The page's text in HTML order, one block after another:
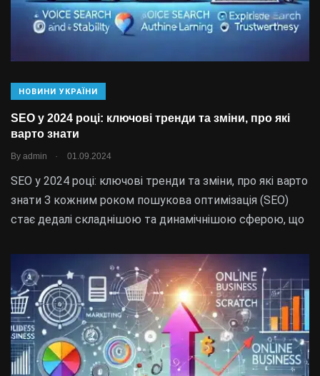
НОВИНИ УКРАЇНИ
SEO у 2024 році: ключові тренди та зміни, про які
варто знати
By admin . 01.09.2024
SEO у 2024 році: ключові тренди та зміни, про які варто
знати З кожним роком пошукова оптимізація (SEO)
стає дедалі складнішою та динамічнішою сферою, що